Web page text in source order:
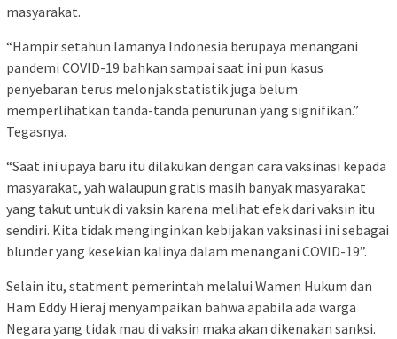
masyarakat.
“Hampir setahun lamanya Indonesia berupaya menangani
pandemi COVID-19 bahkan sampai saat ini pun kasus
penyebaran terus melonjak statistik juga belum
memperlihatkan tanda-tanda penurunan yang signifikan.”
Tegasnya.
“Saat ini upaya baru itu dilakukan dengan cara vaksinasi kepada
masyarakat, yah walaupun gratis masih banyak masyarakat
yang takut untuk di vaksin karena melihat efek dari vaksin itu
sendiri. Kita tidak menginginkan kebijakan vaksinasi ini sebagai
blunder yang kesekian kalinya dalam menangani COVID-19”.
Selain itu, statment pemerintah melalui Wamen Hukum dan
Ham Eddy Hieraj menyampaikan bahwa apabila ada warga
Negara yang tidak mau di vaksin maka akan dikenakan sanksi.